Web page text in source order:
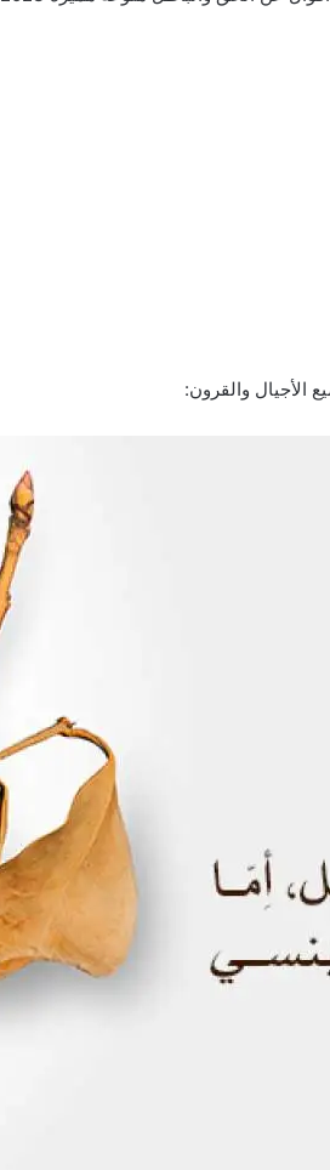
الأجيال والقرون: